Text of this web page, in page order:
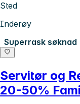
Sted
Inderøy
Superrask søknad
Servitør og
20-50%